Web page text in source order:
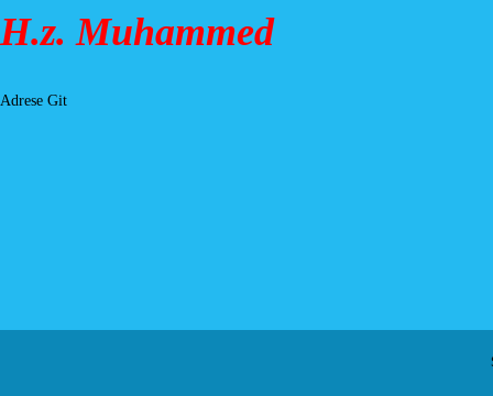
H.z. Muhammed
Adrese Git